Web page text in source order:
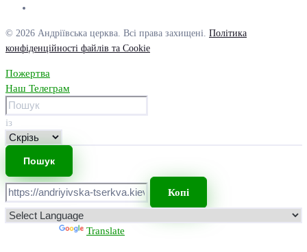
© 2026 Андріївська церква. Всі права захищені. Політика
конфіденційності файлів та Cookie
Пожертва
Наш Телеграм
із
Копі
Translate